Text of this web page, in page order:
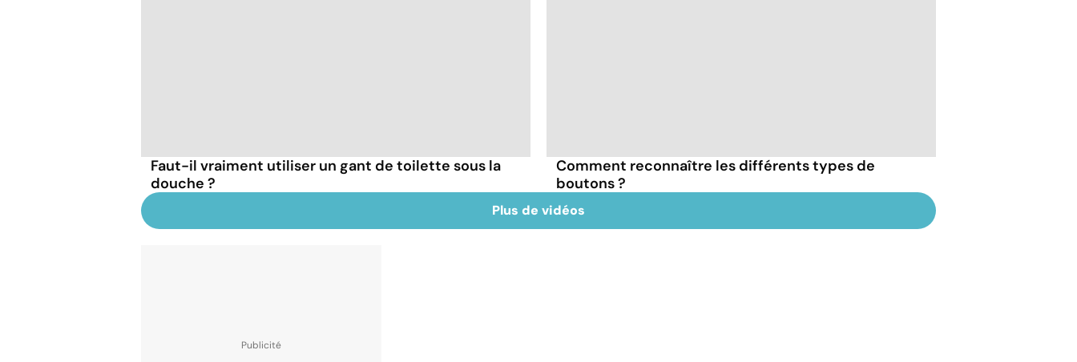
Faut-il vraiment utiliser un gant de toilette sous la
douche ?
Comment reconnaître les différents types de
boutons ?
Plus de vidéos